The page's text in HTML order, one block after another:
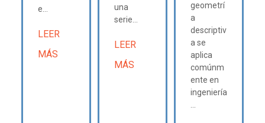
e...
LEER
MÁS
una
serie...
LEER
MÁS
geometrí
a
descriptiv
a se
aplica
comúnm
ente en
ingeniería